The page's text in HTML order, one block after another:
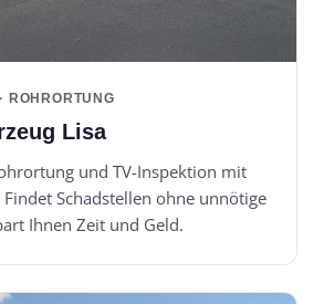
ROHRORTUNG
Lisa
und TV-Inspektion mit
Schadstellen ohne unnötige
Ihnen Zeit und Geld.